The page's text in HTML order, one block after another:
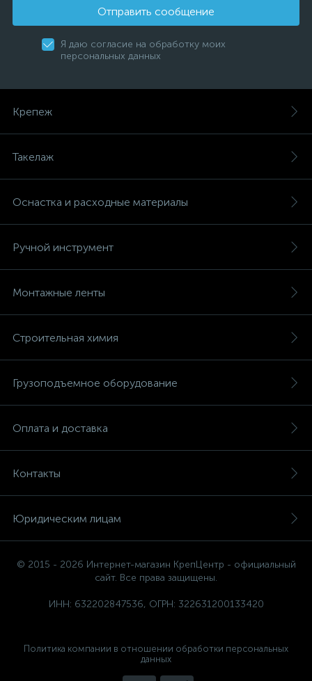
Отправить сообщение
Я даю согласие на обработку моих
персональных данных
Крепеж
Такелаж
Оснастка и расходные материалы
Ручной инструмент
Монтажные ленты
Строительная химия
Грузоподъемное оборудование
Оплата и доставка
Контакты
Юридическим лицам
© 2015 - 2026 Интернет-магазин КрепЦентр - официальный
сайт. Все права защищены.
ИНН: 632202847536, ОГРН: 322631200133420
Политика компании в отношении обработки персональных
данных